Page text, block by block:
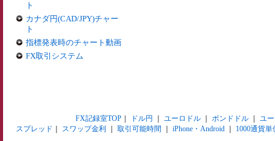
ト
カナダ円(CAD/JPY)チャー
ト
指標発表時のチャート動画
FX取引システム
FX記録室TOP｜ ドル円 ユーロドル｜ ポンドドル｜ ユ
スプレッド
スワップ金利 取引可能時間 iPhone・Android 1000通貨単